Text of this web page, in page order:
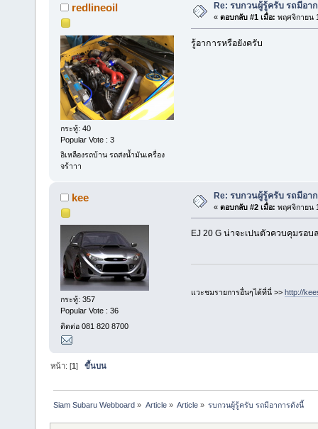
redlineoil
กระทู้: 40
Popular Vote : 3
อิเหลืองรถบ้าน รถส่งน้ำมันเครื่อง
จร้าาา
Re: รบกวนผู้รู้ครับ รถมีอา
« ตอบกลับ #1 เมื่อ: พฤศจิกายน
รู้อาการหรือยังครับ
kee
กระทู้: 357
Popular Vote : 36
ติดต่อ 081 820 8700
Re: รบกวนผู้รู้ครับ รถมีอา
« ตอบกลับ #2 เมื่อ: พฤศจิกายน
EJ 20 G น่าจะเปนตัวควบคุมรอ
แวะชมรายการอื่นๆได้ที่นี่ >> http://
หน้า: [1]ขึ้นบน
Siam Subaru Webboard » Article» Article» รบกวนผู้รู้ครับ รถมีอาการดังนี้